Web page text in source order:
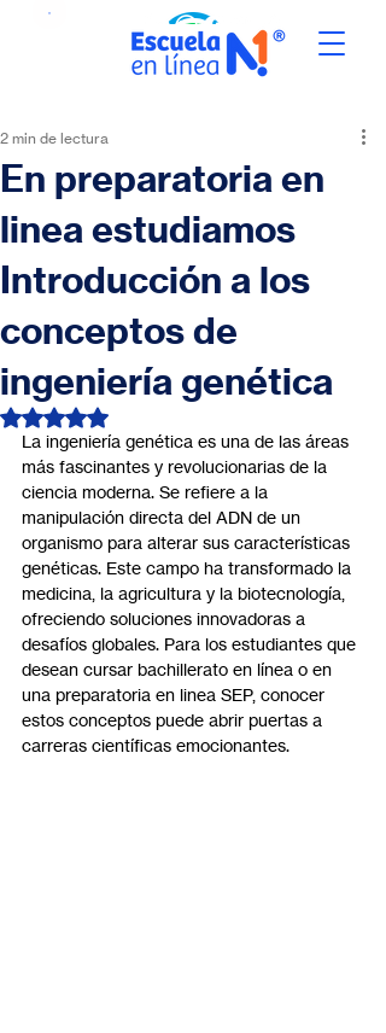
En preparatoria en
linea estudiamos
Introducción a los
conceptos de
ingeniería genética
2 min de lectura
Obtuvo NaN de 5 estrellas.
La ingeniería genética es una de las áreas
más fascinantes y revolucionarias de la
ciencia moderna. Se refiere a la
manipulación directa del ADN de un
organismo para alterar sus características
genéticas. Este campo ha transformado la
medicina, la agricultura y la biotecnología,
ofreciendo soluciones innovadoras a
desafíos globales. Para los estudiantes que
desean cursar bachillerato en línea o en
una preparatoria en linea SEP, conocer
estos conceptos puede abrir puertas a
carreras científicas emocionantes.